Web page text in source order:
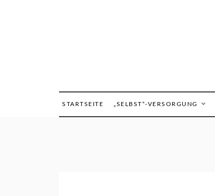
STARTSEITE „SELBST“-VERSORGUNG